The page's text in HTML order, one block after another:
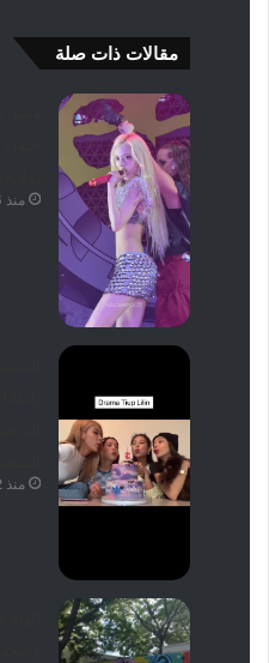
مقالات ذات صلة
منذ 16 دقيقة
منذ 22 ساعة